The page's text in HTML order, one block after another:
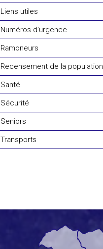
Liens utiles
Numéros d'urgence
Ramoneurs
Recensement de la population
Santé
Sécurité
Seniors
Transports